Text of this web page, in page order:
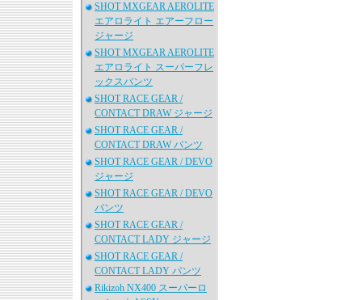
SHOT MXGEAR AEROLITE
エアロライト エアーフロー
ジャージ
SHOT MXGEAR AEROLITE
エアロライト スーパーフレ
ックスパンツ
SHOT RACE GEAR /
CONTACT DRAW ジャージ
SHOT RACE GEAR /
CONTACT DRAW パンツ
SHOT RACE GEAR / DEVO
ジャージ
SHOT RACE GEAR / DEVO
パンツ
SHOT RACE GEAR /
CONTACT LADY ジャージ
SHOT RACE GEAR /
CONTACT LADY パンツ
Rikizoh NX400 スーパーロ